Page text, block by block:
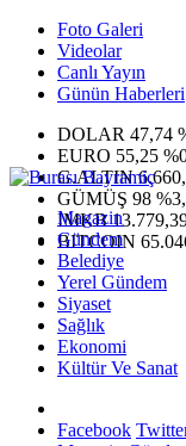
Foto Galeri
Videolar
Canlı Yayın
Günün Haberleri
DOLAR 47,74
EURO 55,25
G.ALTIN
GÜMÜŞ 98
IMKB
BITCOIN
Magazin
Gündem
Belediye
Yerel Gündem
Siyaset
Sağlık
Ekonomi
Kültür Ve Sanat
Facebook